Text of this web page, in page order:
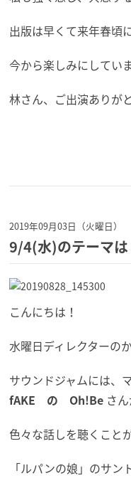
出版は早くて来年春頃
今から楽しみにしてい
林さん、ご出演ありが
2019年09月03日（火曜日）
9/4(水)のテーマは
こんにちは！
水曜日ディレクターの
サウンドジャムには、
fAKE の Oh!Be さ
色々な話しを聴くこと
「ルパンの娘」のサ